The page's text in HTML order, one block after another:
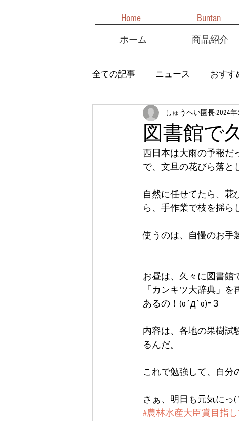
ホーム 商品紹介
Home Buntan
全ての記事 ニュース おすす
図書館で
しゅうへい園長2024年
西日本は大雨の予報だ
で、文旦の花びら落と
自然に任せてたら、花
ら、手作業で枝を揺ら
使うのは、自慢のお手
お昼は、久々に図書館
「カンキツ大辞典」
あるの！(o´д`o)=３
内容は、各地の果樹試
るんだ。
これで勉強して、自分
さぁ、明日も元気にっ
#農林水産大臣賞目指し